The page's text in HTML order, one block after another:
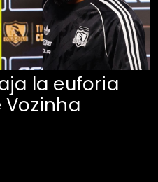
la euforia